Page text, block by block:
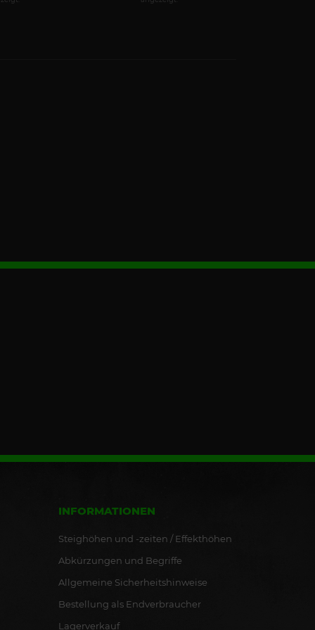
INFORMATIONEN
Steighöhen und -zeiten / Effekthöhen
Abkürzungen und Begriffe
Allgemeine Sicherheitshinweise
Bestellung als Endverbraucher
Lagerverkauf